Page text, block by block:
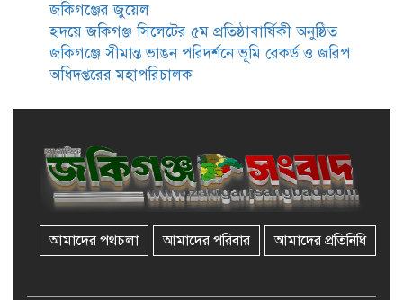
জকিগঞ্জে বালাউট ছাহেব বাড়ীর
উদ্যোগে দিনব্যাপী ফ্রি চক্ষু সেবা ক্যাম্প
জকিগঞ্জে সাজাপ্রাপ্ত আসামিসহ
রেলপথে যুক্ত হবে জকিগঞ্জ-কানাইঘাট,
শুরু হচ্ছে সম্ভাব্যতা সমীক্ষা
জকিগঞ্জের জুয়েল
হৃদয়ে জকিগঞ্জ সিলেটের ৫ম প্রতিষ্ঠাবার্ষিকী অনুষ্ঠিত
জকিগঞ্জে সীমান্ত ভাঙন পরিদর্শনে ভূমি রেকর্ড ও জরিপ
অধিদপ্তরের মহাপরিচালক
আমাদের পথচলা আমাদের পরিবার আমাদের প্রতিনিধি